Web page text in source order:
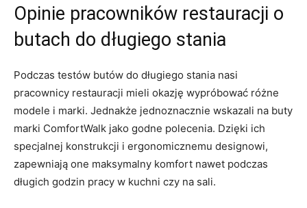
Opinie pracowników restauracji o‌
butach do długiego stania
Podczas⁤ testów butów do długiego stania nasi
pracownicy restauracji mieli okazję wypróbować‍ różne
modele i marki. Jednakże jednoznacznie wskazali na⁢ buty
marki ComfortWalk jako ‌godne polecenia. Dzięki ich
specjalnej ⁤konstrukcji i‌ ergonomicznemu designowi,
zapewniają one maksymalny ‍komfort nawet podczas
długich godzin pracy w ⁣kuchni czy na sali.